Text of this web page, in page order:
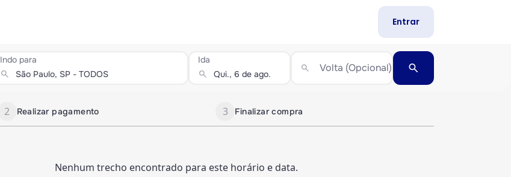
Entrar
Indo para
search
Ida
search Volta (Opcional)
search search
2 Realizar pagamento 3 Finalizar compra
Nenhum trecho encontrado para este horário e data.